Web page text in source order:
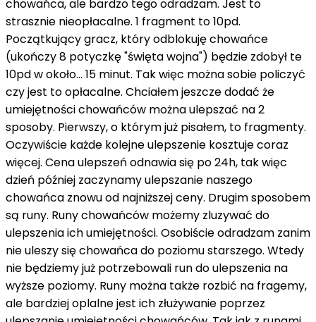
chowańca, ale bardzo tego odradzam. Jest to
strasznie nieopłacalne. 1 fragment to 10pd.
Początkujący gracz, który odblokuję chowańce
(ukończy 8 potyczkę "święta wojna") będzie zdobył te
10pd w około... 15 minut. Tak więc można sobie policzyć
czy jest to opłacalne. Chciałem jeszcze dodać że
umiejętności chowańców można ulepszać na 2
sposoby. Pierwszy, o którym już pisałem, to fragmenty.
Oczywiście każde kolejne ulepszenie kosztuje coraz
więcej. Cena ulepszeń odnawia się po 24h, tak więc
dzień później zaczynamy ulepszanie naszego
chowańca znowu od najniższej ceny. Drugim sposobem
są runy. Runy chowańców możemy zluzywać do
ulepszenia ich umiejętności. Osobiście odradzam zanim
nie uleszy się chowańca do poziomu starszego. Wtedy
nie będziemy już potrzebowali run do ulepszenia na
wyższe poziomy. Runy można także rozbić na fragemy,
ale bardziej oplalne jest ich złużywanie poprzez